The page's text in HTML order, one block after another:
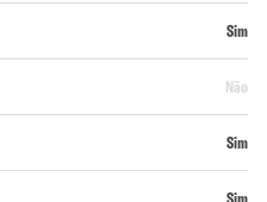
Sim
Não
Sim